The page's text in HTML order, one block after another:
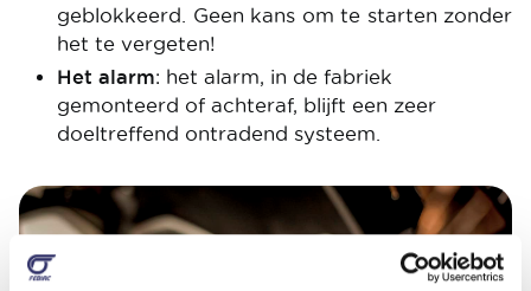
geblokkeerd. Geen kans om te starten zonder
het te vergeten!
Het alarm: het alarm, in de fabriek
gemonteerd of achteraf, blijft een zeer
doeltreffend ontradend systeem.
Image